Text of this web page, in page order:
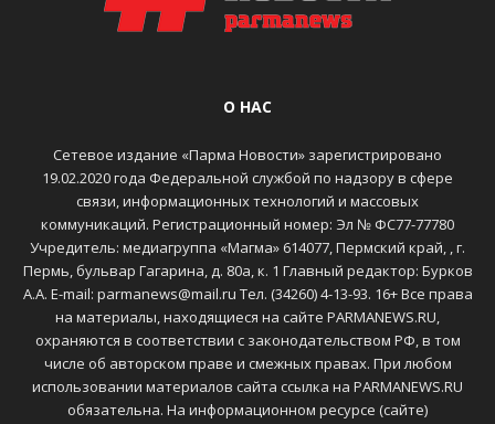
О НАС
Сетевое издание «Парма Новости» зарегистрировано
19.02.2020 года Федеральной службой по надзору в сфере
связи, информационных технологий и массовых
коммуникаций. Регистрационный номер: Эл № ФС77-77780
Учредитель: медиагруппа «Магма» 614077, Пермский край, , г.
Пермь, бульвар Гагарина, д. 80а, к. 1 Главный редактор: Бурков
А.А. E-mail: parmanews@mail.ru Тел. (34260) 4-13-93. 16+ Все права
на материалы, находящиеся на сайте PARMANEWS.RU,
охраняются в соответствии с законодательством РФ, в том
числе об авторском праве и смежных правах. При любом
использовании материалов сайта ссылка на PARMANEWS.RU
обязательна. На информационном ресурсе (сайте)